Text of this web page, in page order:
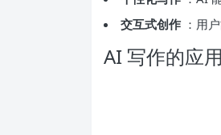
交互式创作 ：用
AI 写作的应